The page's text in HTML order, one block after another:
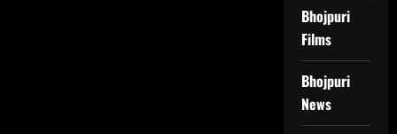
Bhojpuri
Films
Bhojpuri
News